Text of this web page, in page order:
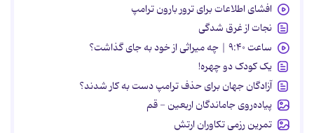
افشای اطلاعات برای ترور بارون ترامپ
نجات از غرق شدگی
ساعت ۹:۴۰ | چه میراثی از خود به جای گذاشت؟
یک کودک دو چهره!
آزادگان جهان برای حذف ترامپ دست به کار شدند؟
پیاده‌روی جاماندگان اربعین - قم
تمرین رزمی تکاوران ارتش